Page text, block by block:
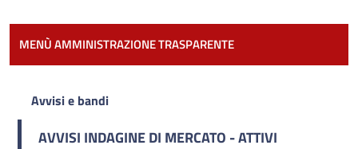
MENÙ AMMINISTRAZIONE TRASPARENTE
Avvisi e bandi
AVVISI INDAGINE DI MERCATO - ATTIVI